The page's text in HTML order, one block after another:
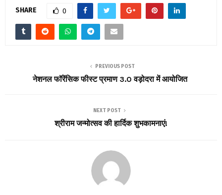
SHARE 0
PREVIOUS POST
नेशनल फॉरेंसिक फीस्ट प्रमाण 3.0 वड़ोदरा में आयोजित
NEXT POST
श्रीराम जन्मोत्सव की हार्दिक शुभकामनाएं!